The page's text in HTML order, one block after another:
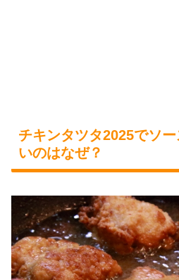
チキンタツタ2025でソ
いのはなぜ？